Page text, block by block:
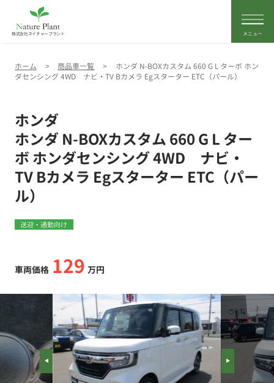
株式会社ネイチャープラント
ホーム > 商品車一覧 >
ホンダ N-BOXカスタム 660 G L ターボ ホン
ダセンシング 4WD ナビ・TV Bカメラ Egスターター ETC（パール）
ホンダ
ホンダ N-BOXカスタム 660 G L ター
ボ ホンダセンシング 4WD ナビ・
TV Bカメラ Egスターター ETC（パー
ル）
送迎・通勤向け
車両価格 129 万円